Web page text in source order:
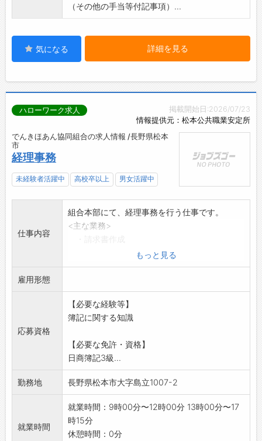
（その他の手当等付記事項）...
気になる 詳細を見る
掲載開始日:2026/07/23
情報提供元：松本公共職業安定所
ハローワーク求人
でんきほあん協同組合の求人情報 /長野県松本
市
経理事務
未経験者活躍中 高校卒以上 男女活躍中
仕事内容
組合本部にて、経理事務を行う仕事です。
<主な業務>
・入金ソフトへの入力作業
・弥生ソフトへの入力作業
・会議資料の作成
・電話応対 他
◆一人での業務になります。
*変更の範囲:組合の定める業務
もっと見る
雇用形態
応募資格
【必要な経験等】
簿記に関する知識
【必要な免許・資格】
日商簿記3級...
勤務地 長野県松本市大字島立1007-2
就業時間
就業時間：9時00分〜12時00分 13時00分〜17
時15分
休憩時間：0分